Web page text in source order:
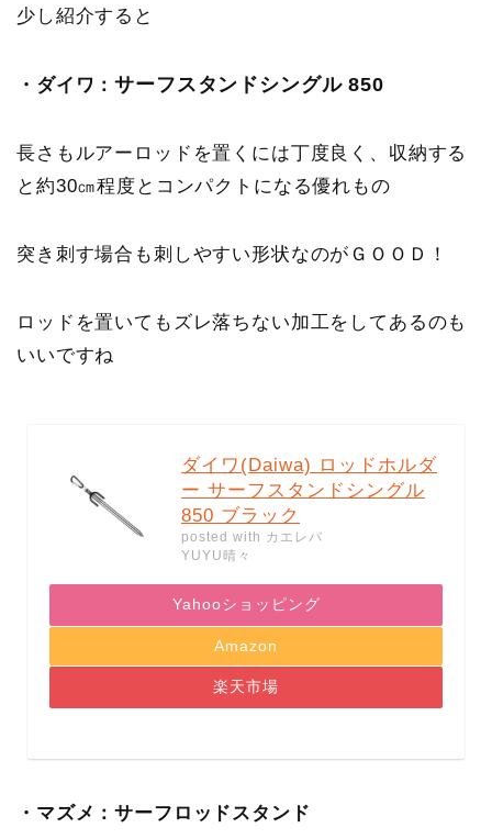
少し紹介すると
・ダイワ：サーフスタンドシングル 850
長さもルアーロッドを置くには丁度良く、収納する
と約30㎝程度とコンパクトになる優れもの
突き刺す場合も刺しやすい形状なのがＧＯＯＤ！
ロッドを置いてもズレ落ちない加工をしてあるのも
いいですね
ダイワ(Daiwa) ロッドホルダ
ー サーフスタンドシングル
850 ブラック
posted with カエレバ
YUYU晴々
Yahooショッピング
Amazon
楽天市場
・マズメ：サーフロッドスタンド